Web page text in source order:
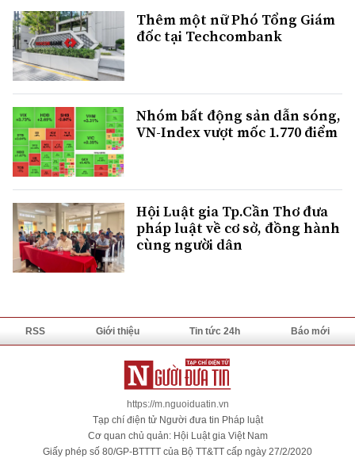
Thêm một nữ Phó Tổng Giám
đốc tại Techcombank
Nhóm bất động sản dẫn sóng,
VN-Index vượt mốc 1.770 điểm
Hội Luật gia Tp.Cần Thơ đưa
pháp luật về cơ sở, đồng hành
cùng người dân
RSS Giới thiệu Tin tức 24h Báo mới
https://m.nguoiduatin.vn
Tạp chí điện tử Người đưa tin Pháp luật
Cơ quan chủ quản: Hội Luật gia Việt Nam
Giấy phép số 80/GP-BTTTT của Bộ TT&TT cấp ngày 27/2/2020